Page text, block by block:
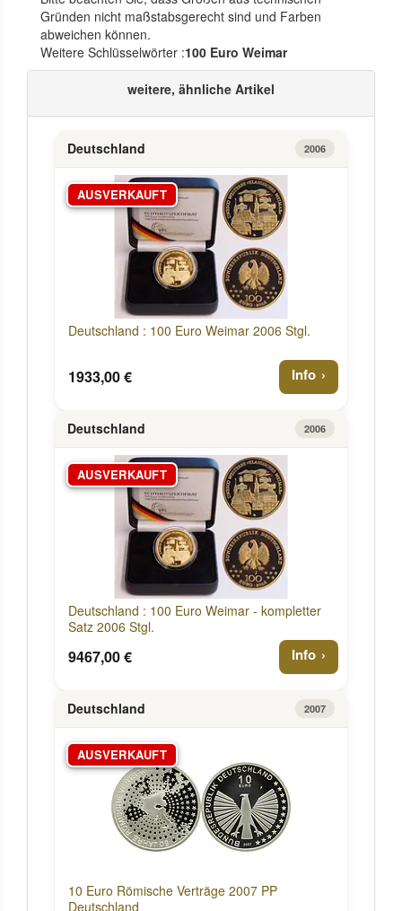
Gründen nicht maßstabsgerecht sind und Farben
abweichen können.
Weitere Schlüsselwörter :100 Euro Weimar
weitere, ähnliche Artikel
Deutschland 2006
AUSVERKAUFT
Deutschland : 100 Euro Weimar 2006 Stgl.
1933,00 € Info
Deutschland 2006
AUSVERKAUFT
Deutschland : 100 Euro Weimar - kompletter
Satz 2006 Stgl.
9467,00 € Info
Deutschland 2007
AUSVERKAUFT
10 Euro Römische Verträge 2007 PP
Deutschland